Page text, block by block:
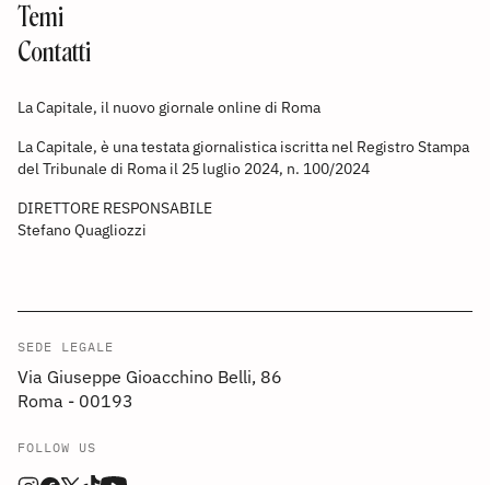
Temi
Contatti
La Capitale, il nuovo giornale online di Roma
La Capitale, è una testata giornalistica iscritta nel Registro Stampa
del Tribunale di Roma il 25 luglio 2024, n. 100/2024
DIRETTORE RESPONSABILE
Stefano Quagliozzi
SEDE LEGALE
Via Giuseppe Gioacchino Belli, 86
Roma - 00193
FOLLOW US